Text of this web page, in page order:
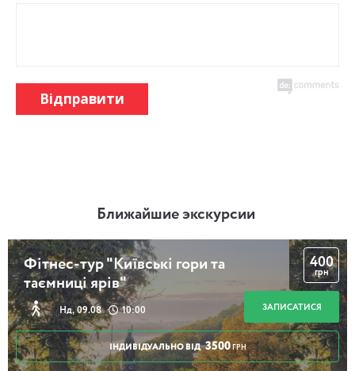
Відправити
Ближайшие экскурсии
Фітнес-тур "Київські гори та
таємниці ярів"
Нд, 09.08 10:00
400
грн
ЗАПИСАТИСЯ
ІНДИВІДУАЛЬНО ВІД 3500 ГРН